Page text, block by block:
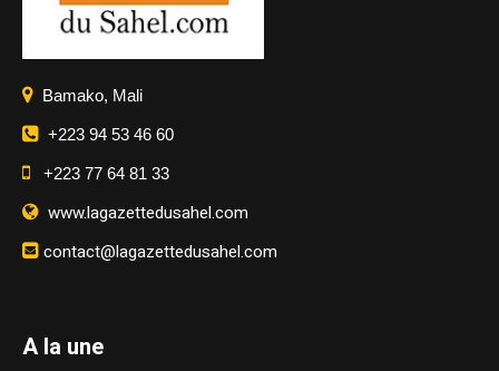
Bamako, Mali
+223 94 53 46 60
+223 77 64 81 33
www.lagazettedusahel.com
contact@lagazettedusahel.com
A la une